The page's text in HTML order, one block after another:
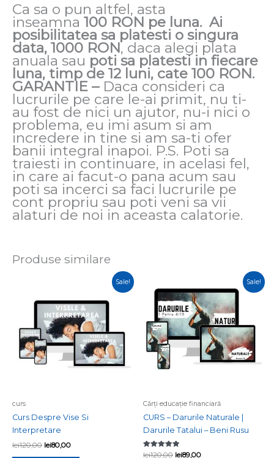
Ca sa o pun altfel, asta
inseamna 100 RON pe luna. Ai
posibilitatea sa platesti o singura
data, 1000 RON, daca alegi plata
anuala sau poti sa platesti in fiecare
luna, timp de 12 luni, cate 100 RON.
GARANTIE – Daca consideri ca
lucrurile pe care le-ai primit, nu ti-
au fost de nici un ajutor, nu-i nici o
problema, eu imi asum si am
incredere in tine si am sa-ti ofer
banii integral inapoi. P.S. Poti sa
traiesti in continuare, in acelasi fel,
in care ai facut-o pana acum sau
poti sa incerci sa faci lucrurile pe
cont propriu sau poti veni sa vii
alaturi de noi in aceasta calatorie.
Produse similare
Sale!
curs
Curs Despre Vise Si
Interpretare
lei120,00
fost:
lei120,00.
lei80,00
lei80,00.
Sale!
Cărți educație financiară
CURS – Darurile Naturale |
Darurile Tatalui – Beni Rusu
Evaluat la
lei120,00
a
fost:
lei120,00.
lei89,00
este:
lei89,00.